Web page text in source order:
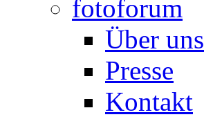
fotoforum
Über uns
Presse
Kontakt